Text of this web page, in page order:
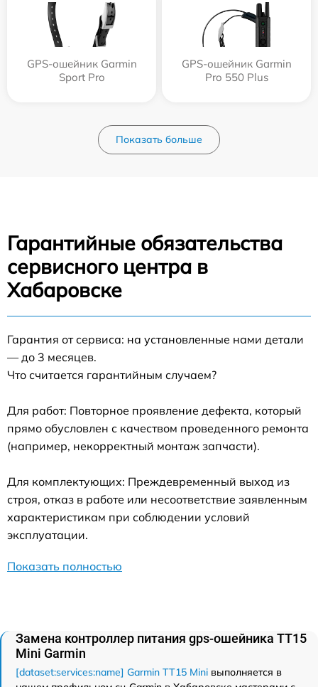
GPS-ошейник Garmin
Sport Pro
GPS-ошейник Garmin
Pro 550 Plus
Показать больше
Гарантийные обязательства
сервисного центра в
Хабаровске
Гарантия от сервиса: на установленные нами детали
— до 3 месяцев.
Что считается гарантийным случаем?
Для работ: Повторное проявление дефекта, который
прямо обусловлен с качеством проведенного ремонта
(например, некорректный монтаж запчасти).
Для комплектующих: Преждевременный выход из
строя, отказ в работе или несоответствие заявленным
характеристикам при соблюдении условий
эксплуатации.
Показать полностью
Замена контроллер питания gps-ошейника TT15
Mini Garmin
[dataset:services:name] Garmin TT15 Mini выполняется в